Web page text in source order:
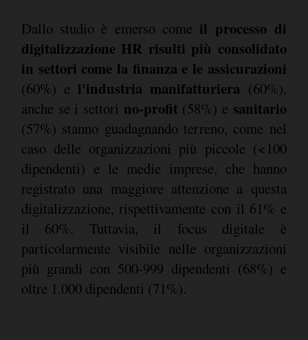
Dallo studio è emerso come il processo di
digitalizzazione HR risulti più consolidato
in settori come la finanza e le assicurazioni
(60%) e l'industria manifatturiera (60%),
anche se i settori no-profit (58%) e sanitario
(57%) stanno guadagnando terreno, come nel
caso delle organizzazioni più piccole (<100
dipendenti) e le medie imprese, che hanno
registrato una maggiore attenzione a questa
digitalizzazione, rispettivamente con il 61% e
il 60%. Tuttavia, il focus digitale è
particolarmente visibile nelle organizzazioni
più grandi con 500-999 dipendenti (68%) e
oltre 1.000 dipendenti (71%).